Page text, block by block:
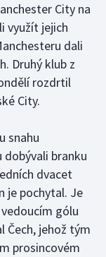
City na
využít jejich
dali
Druhý klub z
rozdrtil
City.
snahu
dobývali branku
dvacet
je pochytal. Je
gólu
Čech, jehož tým
prosincovém